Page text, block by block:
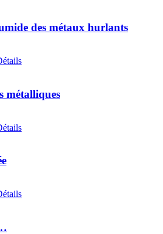
des métaux hurlants
métalliques